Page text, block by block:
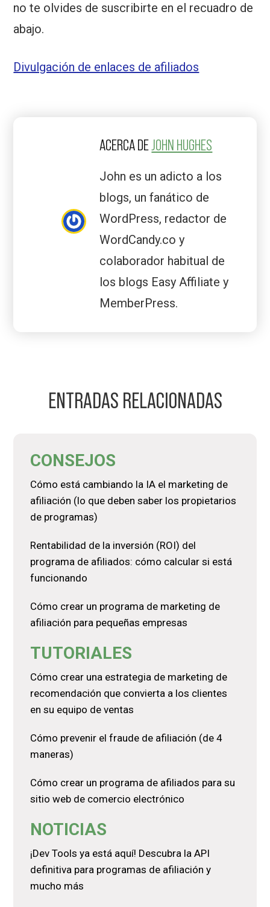
no te olvides de suscribirte en el recuadro de
abajo.
Divulgación de enlaces de afiliados
ACERCA DEJOHN HUGHES
John es un adicto a los
blogs, un fanático de
WordPress, redactor de
WordCandy.co y
colaborador habitual de
los blogs Easy Affiliate y
MemberPress.
ENTRADAS RELACIONADAS
CONSEJOS
Cómo está cambiando la IA el marketing de
afiliación (lo que deben saber los propietarios
de programas)
Rentabilidad de la inversión (ROI) del
programa de afiliados: cómo calcular si está
funcionando
Cómo crear un programa de marketing de
afiliación para pequeñas empresas
TUTORIALES
Cómo crear una estrategia de marketing de
recomendación que convierta a los clientes
en su equipo de ventas
Cómo prevenir el fraude de afiliación (de 4
maneras)
Cómo crear un programa de afiliados para su
sitio web de comercio electrónico
NOTICIAS
¡Dev Tools ya está aquí! Descubra la API
definitiva para programas de afiliación y
mucho más